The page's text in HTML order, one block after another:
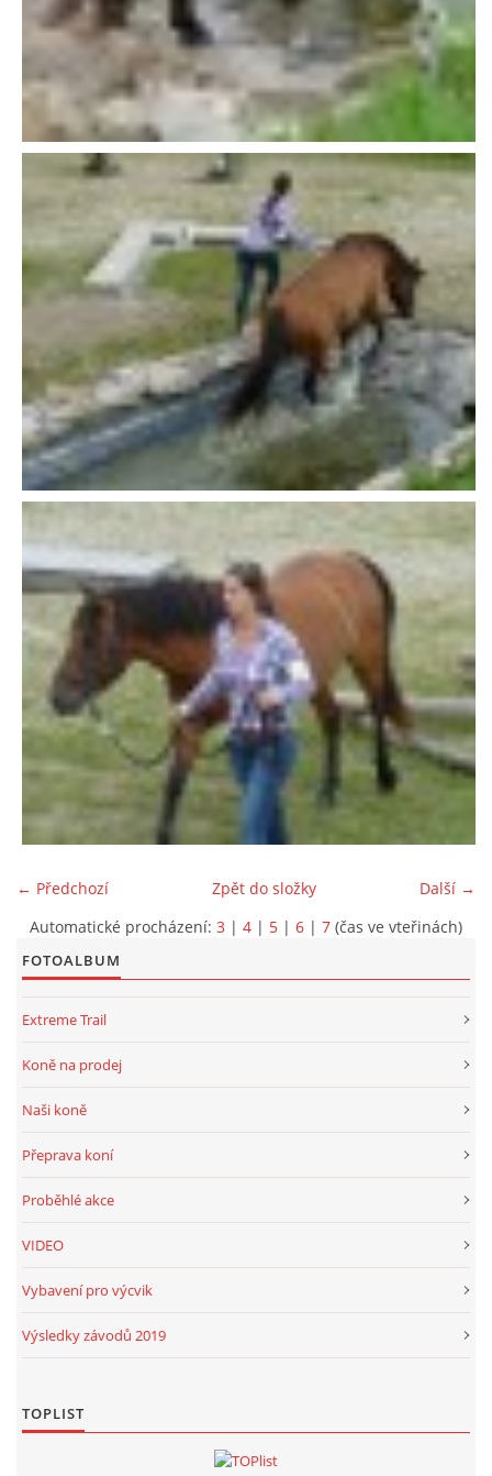
← Předchozí Další →
Zpět do složky
Automatické procházení: 3 | 4 | 5 | 6 | 7 (čas ve vteřinách)
FOTOALBUM
Extreme Trail
Koně na prodej
Naši koně
Přeprava koní
Proběhlé akce
VIDEO
Vybavení pro výcvik
Výsledky závodů 2019
TOPLIST